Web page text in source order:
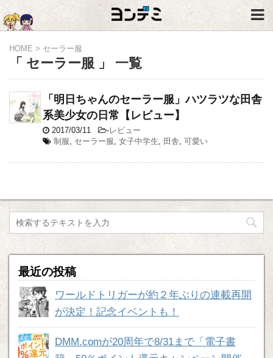
HOME > セーラー服
「 セーラー服 」 一覧
「明日ちゃんのセーラー服」ハツラツな田舎
系美少女の日常【レビュー】
2017/03/11 -レビュー
制服, セーラー服, 女子中学生, 田舎, 可愛い
最近の投稿
ワールドトリガーが約２年ぶりの連載再開
が決定！記念イベントも！
DMM.comが20周年で8/31まで「電子書